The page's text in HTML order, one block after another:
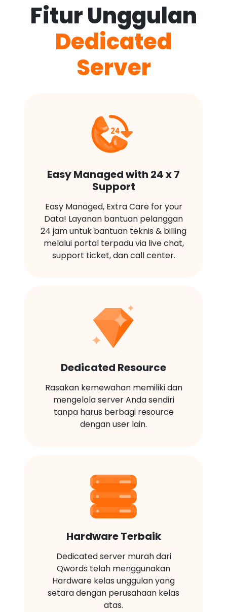
Fitur Unggulan
Dedicated
Server
Easy Managed with 24 x 7
Support
Easy Managed, Extra Care for your
Data! Layanan bantuan pelanggan
24 jam untuk bantuan teknis & billing
melalui portal terpadu via live chat,
support ticket, dan call center.
Dedicated Resource
Rasakan kemewahan memiliki dan
mengelola server Anda sendiri
tanpa harus berbagi resource
dengan user lain.
Hardware Terbaik
Dedicated server murah dari
Qwords telah menggunakan
Hardware kelas unggulan yang
setara dengan perusahaan kelas
atas.